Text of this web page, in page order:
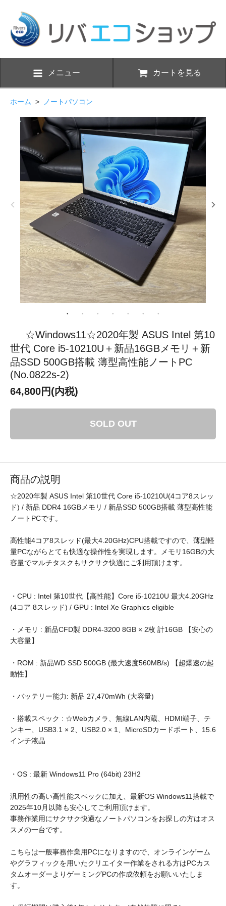
メニュー カートを見る
ホーム > ノートパソコン
☆Windows11☆2020年製 ASUS Intel 第10
世代 Core i5-10210U＋新品16GBメモリ＋新
品SSD 500GB搭載 薄型高性能ノートPC
(No.0822s-2)
64,800円(内税)
SOLD OUT
商品の説明
☆2020年製 ASUS Intel 第10世代 Core i5-10210U(4コア8スレッ
ド) / 新品 DDR4 16GBメモリ / 新品SSD 500GB搭載 薄型高性能
ノートPCです。
高性能4コア8スレッド(最大4.20GHz)CPU搭載ですので、薄型軽
量PCながらとても快適な操作性を実現します。メモリ16GBの大
容量でマルチタスクもサクサク快適にご利用頂けます。
・CPU : Intel 第10世代【高性能】Core i5-10210U 最大4.20GHz
(4コア 8スレッド) / GPU : Intel Xe Graphics eligible
・メモリ : 新品CFD製 DDR4-3200 8GB × 2枚 計16GB 【安心の
大容量】
・ROM : 新品WD SSD 500GB (最大速度560MB/s) 【超爆速の起
動性】
・バッテリー能力: 新品 27,470mWh (大容量)
・搭載スペック : ☆Webカメラ、無線LAN内蔵、HDMI端子、テ
ンキー、USB3.1 × 2、USB2.0 × 1、MicroSDカードポート、15.6
インチ液晶
・OS : 最新 Windows11 Pro (64bit) 23H2
汎用性の高い高性能スペックに加え、最新OS Windows11搭載で
2025年10月以降も安心してご利用頂けます。
事務作業用にサクサク快適なノートパソコンをお探しの方はオス
スメの一台です。
こちらは一般事務作業用PCになりますので、オンラインゲーム
やグラフィックを用いたクリエイター作業をされる方はPCカス
タムオーダーよりゲーミングPCの作成依頼をお願いいたしま
す。